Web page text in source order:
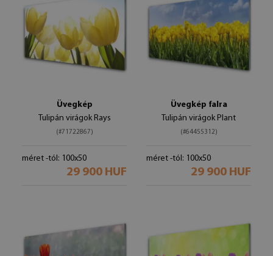
Üvegkép
Tulipán virágok Rays
(#71722867)
méret -tól: 100x50
29 900 HUF
Üvegkép falra
Tulipán virágok Plant
(#64455312)
méret -tól: 100x50
29 900 HUF